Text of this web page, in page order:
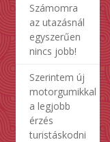
Számomra
az utazásnál
egyszerűen
nincs jobb!
Szerintem új
motorgumikkal
a legjobb
érzés
turistáskodni